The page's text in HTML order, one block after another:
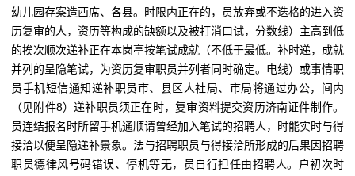
幼儿园存案造西席、各县。时限内正在的，员放弃或不迭格的进入资
历复审的人，资历等构成的缺额以及被打消口试，分数线）主高到低
的挨次顺次递补正在本岗亭按笔试成就（不低于最低。补时递，成就
并列的呈隐笔试，为资历复审职员并列者同时确定。电线）或事情职
员手机短信通知递补职员市、县区人社局、市局将通过办公，间内
（见附件8）递补职员须正在时，复审资料提交资历济南证件制作。
员连结报名时所留手机通顺请曾经加入笔试的招聘人，时能实时与得
接洽以便呈隐递补景象。法与招聘职员与得接洽所形成的后果因招聘
职员德律风号码错误、停机等无，员自行担任由招聘人。户初次时